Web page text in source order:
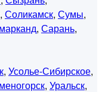
, Соликамск, Сумы,
, Сарань,
, Усолье-Сибирское,
, Уральск,